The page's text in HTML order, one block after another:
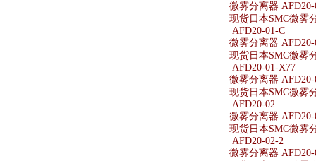
微雾分离器 AFD20-
现货日本SMC微雾
AFD20-01-C
微雾分离器 AFD20-
现货日本SMC微雾
AFD20-01-X77
微雾分离器 AFD20-
现货日本SMC微雾
AFD20-02
微雾分离器 AFD20-
现货日本SMC微雾
AFD20-02-2
微雾分离器 AFD20-